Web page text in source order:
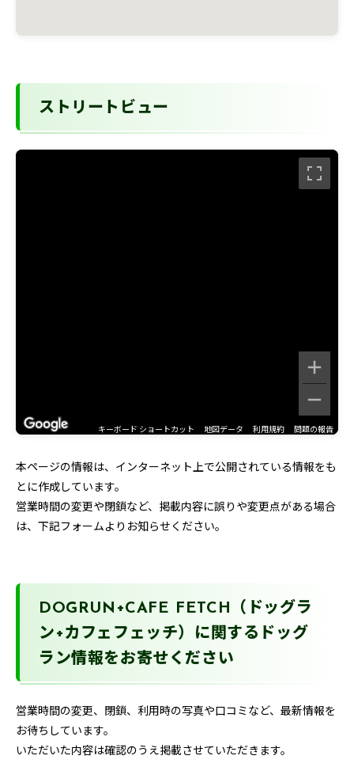
ストリートビュー
キーボード ショートカット 地図データ 利用規約 問題の報告
本ページの情報は、インターネット上で公開されている情報をも
とに作成しています。
営業時間の変更や閉鎖など、掲載内容に誤りや変更点がある場合
は、下記フォームよりお知らせください。
DOGRUN+CAFE FETCH（ドッグラ
ン+カフェフェッチ）に関するドッグ
ラン情報をお寄せください
営業時間の変更、閉鎖、利用時の写真や口コミなど、最新情報を
お待ちしています。
いただいた内容は確認のうえ掲載させていただきます。